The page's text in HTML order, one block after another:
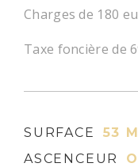
Charges de 180
Taxe foncière de
SURFACE 53 M
ASCENCEUR